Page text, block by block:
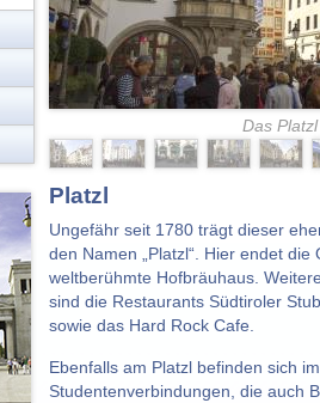
Platzl
Ungefähr seit 1780 trägt dieser
den Namen „Platzl“. Hier endet
weltberühmte Hofbräuhaus.
sind die Restaurants Südtiroler
sowie das Hard Rock Cafe.
Ebenfalls am Platzl befinden sich
Studentenverbindungen, die auch
Das